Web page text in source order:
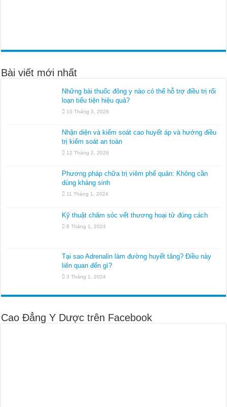
Bài viết mới nhất
Những bài thuốc đông y nào có thể hỗ trợ điều trị rối
loạn tiểu tiện hiệu quả?
10 Tháng 3, 2026
Nhận diện và kiểm soát cao huyết áp và hướng điều
trị kiểm soát an toàn
12 Tháng 2, 2026
Phương pháp chữa trị viêm phế quản: Không cần
dùng kháng sinh
11 Tháng 1, 2024
Kỹ thuật chăm sóc vết thương hoại tử đúng cách
8 Tháng 1, 2024
Tại sao Adrenalin làm đường huyết tăng? Điều này
liên quan đến gì?
3 Tháng 1, 2024
Cao Đẳng Y Dược trên Facebook